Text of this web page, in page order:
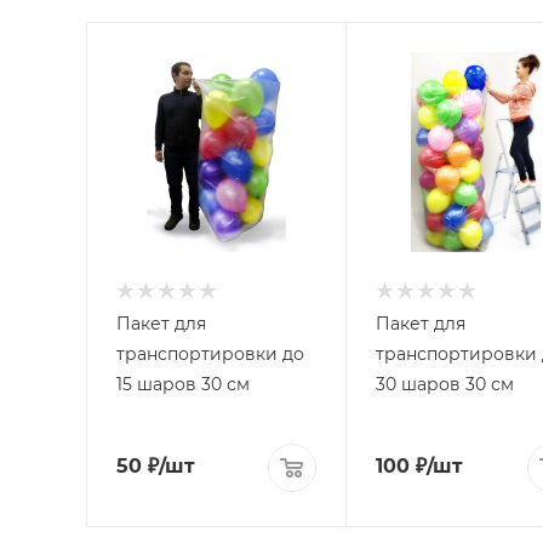
Пакет для
транспортировки до
15 шаров 30 см
50 ₽/шт
Пакет для
транспортировки
30 шаров 30 см
100₽/шт